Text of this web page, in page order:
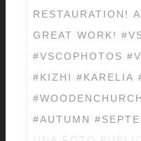
RESTAURATION!
GREAT WORK!
#VSCOPHOTOS
#KIZHI #KARELIA
#AUTUMN